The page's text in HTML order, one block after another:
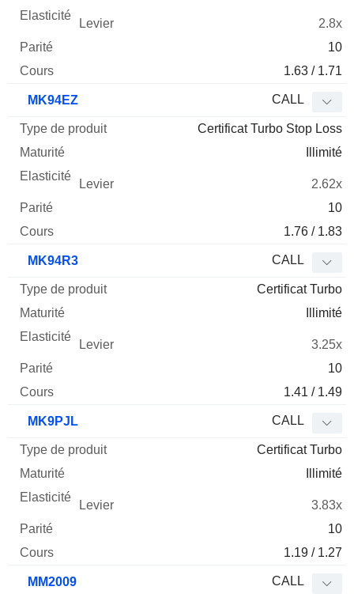
2.8x
10
1.63 / 1.71
MK94EZ CALL
Certificat Turbo Stop Loss
Illimité
2.62x
10
1.76 / 1.83
MK94R3 CALL
Certificat Turbo
Illimité
3.25x
10
1.41 / 1.49
MK9PJL CALL
Certificat Turbo
Illimité
3.83x
10
1.19 / 1.27
MM2009 CALL